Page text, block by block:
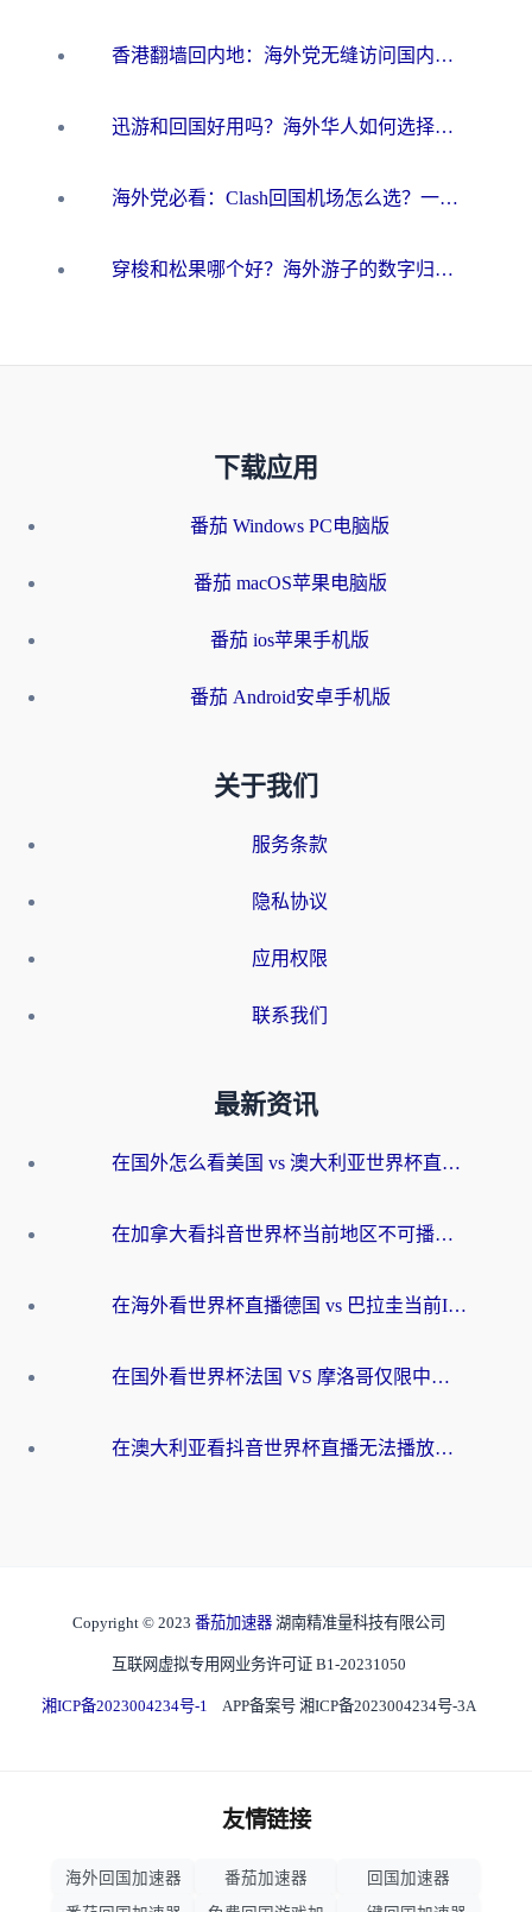
香港翻墙回内地：海外党无缝访问国内资源的加速器选择全攻略
迅游和回国好用吗？海外华人如何选择靠谱的回国加速器
海外党必看：Clash回国机场怎么选？一篇搞定无缝访问国内资源的全攻略
穿梭和松果哪个好？海外游子的数字归乡路，到底该怎么选
下载应用
番茄 Windows PC电脑版
番茄 macOS苹果电脑版
番茄 ios苹果手机版
番茄 Android安卓手机版
关于我们
服务条款
隐私协议
应用权限
联系我们
最新资讯
在国外怎么看美国 vs 澳大利亚世界杯直播？海外党必藏的中文解说观赛指南
在加拿大看抖音世界杯当前地区不可播放？海外党体育观赛终极指南
在海外看世界杯直播德国 vs 巴拉圭当前IP受限制？这篇指南帮你轻松解决地区限制
在国外看世界杯法国 VS 摩洛哥仅限中国大陆？别让地域限制拦下你的欢呼
在澳大利亚看抖音世界杯直播无法播放？海外党体育观赛终极指南来了！
Copyright © 2023 番茄加速器 湖南精准量科技有限公司
互联网虚拟专用网业务许可证 B1-20231050
湘ICP备2023004234号-1 APP备案号 湘ICP备2023004234号-3A
友情链接
海外回国加速器 番茄加速器
回国加速器